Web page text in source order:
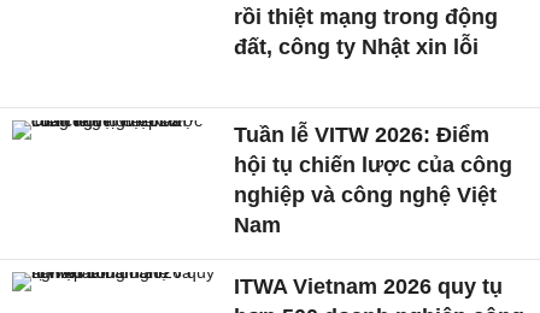
rồi thiệt mạng trong động
đất, công ty Nhật xin lỗi
Tuần lễ VITW 2026: Điểm
hội tụ chiến lược của công
nghiệp và công nghệ Việt
Nam
ITWA Vietnam 2026 quy tụ